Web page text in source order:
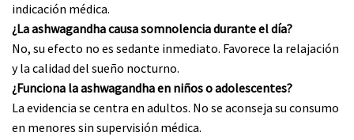
indicación médica.
¿La ashwagandha causa somnolencia durante el día?
No, su efecto no es sedante inmediato. Favorece la relajación
y la calidad del sueño nocturno.
¿Funciona la ashwagandha en niños o adolescentes?
La evidencia se centra en adultos. No se aconseja su consumo
en menores sin supervisión médica.